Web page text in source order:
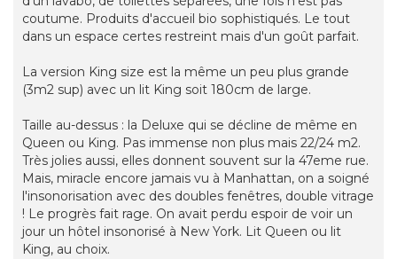
coutume. Produits d'accueil bio sophistiqués. Le tout
dans un espace certes restreint mais d'un goût parfait.
La version King size est la même un peu plus grande
(3m2 sup) avec un lit King soit 180cm de large.
Taille au-dessus : la Deluxe qui se décline de même en
Queen ou King. Pas immense non plus mais 22/24 m2.
Très jolies aussi, elles donnent souvent sur la 47eme rue.
Mais, miracle encore jamais vu à Manhattan, on a soigné
l'insonorisation avec des doubles fenêtres, double vitrage
! Le progrès fait rage. On avait perdu espoir de voir un
jour un hôtel insonorisé à New York. Lit Queen ou lit
King, au choix.